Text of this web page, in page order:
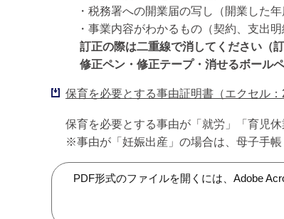
・税務署への開業届の写し（開業した年
・事業内容がわかるもの（契約、支出明
訂正の際は二重線で消してください（訂
修正ペン・修正テープ・消せるボール
保育を必要とする事由証明書（エクセル：
保育を必要とする事由が「就労」「育児休
※事由が「妊娠出産」の場合は、母子手
PDF形式のファイルを開くには、Adobe